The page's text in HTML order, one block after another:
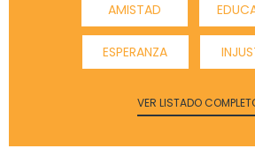
AMISTAD
ESPERANZA
VER LISTADO